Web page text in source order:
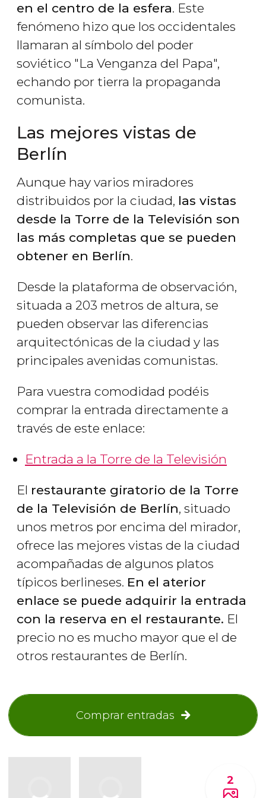
en el centro de la esfera. Este
fenómeno hizo que los occidentales
llamaran al símbolo del poder
soviético "La Venganza del Papa",
echando por tierra la propaganda
comunista.
Las mejores vistas de
Berlín
Aunque hay varios miradores
distribuidos por la ciudad, las vistas
desde la Torre de la Televisión son
las más completas que se pueden
obtener en Berlín.
Desde la plataforma de observación,
situada a 203 metros de altura, se
pueden observar las diferencias
arquitectónicas de la ciudad y las
principales avenidas comunistas.
Para vuestra comodidad podéis
comprar la entrada directamente a
través de este enlace:
Entrada a la Torre de la Televisión
El restaurante giratorio de la Torre
de la Televisión de Berlín, situado
unos metros por encima del mirador,
ofrece las mejores vistas de la ciudad
acompañadas de algunos platos
típicos berlineses. En el aterior
enlace se puede adquirir la entrada
con la reserva en el restaurante. El
precio no es mucho mayor que el de
otros restaurantes de Berlín.
Comprar entradas
2